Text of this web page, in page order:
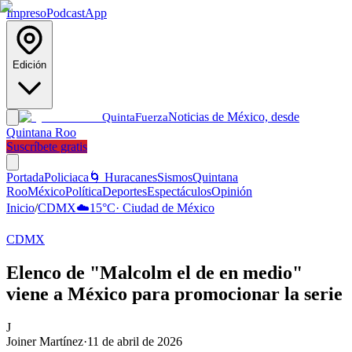
ImpresoPodcastApp
Edición
QuintaFuerzaNoticias de México, desde
Quintana Roo
Suscríbete gratis
PortadaPoliciaca 🌀 HuracanesSismosQuintana
RooMéxicoPolíticaDeportesEspectáculosOpinión
Inicio/CDMX☁️15°C· Ciudad de México
CDMX
Elenco de "Malcolm el de en medio"
viene a México para promocionar la serie
J
Joiner Martínez·11 de abril de 2026